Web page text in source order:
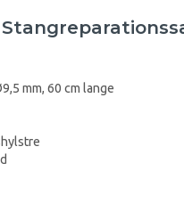
mm, 60 cm lange